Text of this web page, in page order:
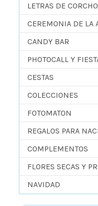
LETRAS DE CORCHO
CEREMONIA DE LA
CANDY BAR
PHOTOCALL Y
CESTAS
COLECCIONES
FOTOMATON
REGALOS PARA
COMPLEMENTOS
FLORES SECAS Y
NAVIDAD